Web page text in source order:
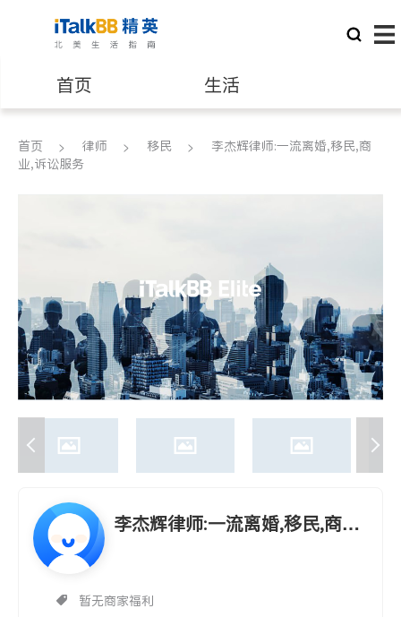
首页 生活
医生 律师
建筑装修
首页 律师 移民
李杰辉律师:一流离婚,移民,商
业,诉讼服务
李杰辉律师:一流离婚,移民,商业,
暂无商家福利